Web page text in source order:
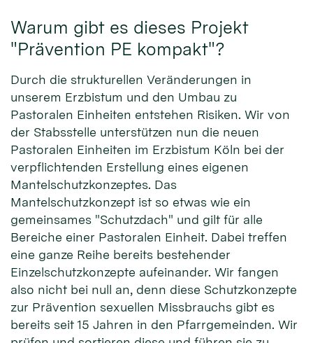
Warum gibt es dieses Projekt
"Prävention PE kompakt"?
Durch die strukturellen Veränderungen in
unserem Erzbistum und den Umbau zu
Pastoralen Einheiten entstehen Risiken. Wir von
der Stabsstelle unterstützen nun die neuen
Pastoralen Einheiten im Erzbistum Köln bei der
verpflichtenden Erstellung eines eigenen
Mantelschutzkonzeptes. Das
Mantelschutzkonzept ist so etwas wie ein
gemeinsames "Schutzdach" und gilt für alle
Bereiche einer Pastoralen Einheit. Dabei treffen
eine ganze Reihe bereits bestehender
Einzelschutzkonzepte aufeinander. Wir fangen
also nicht bei null an, denn diese Schutzkonzepte
zur Prävention sexuellen Missbrauchs gibt es
bereits seit 15 Jahren in den Pfarrgemeinden. Wir